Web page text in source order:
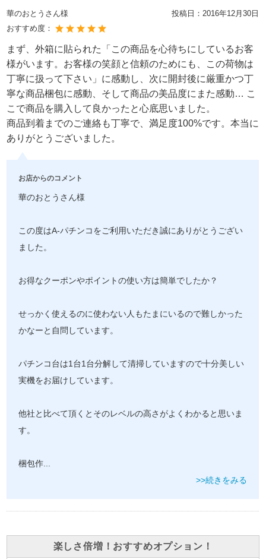
華のおとうさん様 投稿日：2016年12月30日
おすすめ度：
まず、外箱に貼られた「この商品を心待ちにしているお客
様がいます。お客様の笑顔と信頼のためにも、この荷物は
丁寧に扱って下さい」に感動し、次に開封後に厳重かつ丁
寧な商品梱包に感動、そして商品の美品度にまた感動… こ
こで商品を購入して良かったと心底思いました。
商品到着までのご連絡も丁寧で、満足度100%です。本当に
ありがとうございました。
お店からのコメント
華のおとうさん様
この度はA-パチンコをご利用いただき誠にありがとうござい
ました。
お得なクーポンやポイントの使い方は簡単でしたか？
せっかく使えるのに使わない人もたまにいるので難しかった
かなーと自問しています。
パチンコ台は1台1台分解して清掃していますので十分美しい
実機をお届けしています。
他社と比べて頂くとそのレベルの高さがよくわかると思いま
す。
梱包作...
>>続きをみる
楽しさ倍増！おすすめオプション！